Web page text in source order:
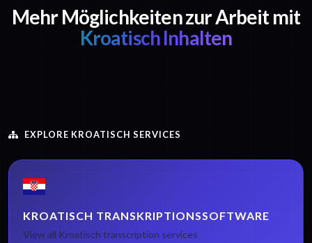
Mehr Möglichkeiten zur Arbeit mit
Kroatisch Inhalten
EXPLORE KROATISCH SERVICES
KROATISCH TRANSKRIPTIONSSOFTWARE
View all Kroatisch transcription services